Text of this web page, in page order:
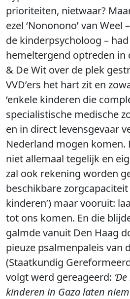
prioriteiten, nietwaar?
ezel ‘Nononono’ van
de kinderpsycholoog –
hemeltergend optreden in
& De Wit over de plek
VVD’ers het hart zit en
‘enkele kinderen die
specialistische medische
en in direct levensgevaar
Nederland mogen komen.
niet allemaal tegelijk en
zal ook rekening worden
beschikbare
kinderen’) maar vooruit:
tot ons komen. En die
galmde vanuit Den Haag
pieuze psalmenpaleis van
(Staatkundig
volgt werd gereageerd:
kinderen in Gaza laten